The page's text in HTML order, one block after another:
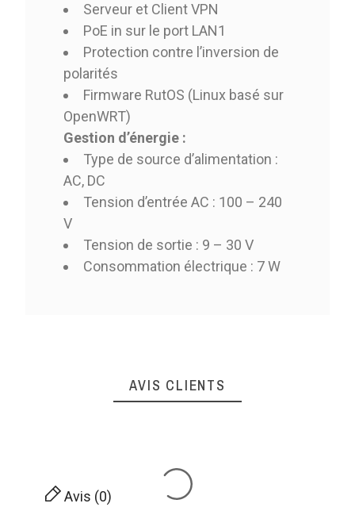
Serveur et Client VPN
PoE in sur le port LAN1
Protection contre l’inversion de
polarités
Firmware RutOS (Linux basé sur
OpenWRT)
Gestion d’énergie :
Type de source d’alimentation :
AC, DC
Tension d’entrée AC : 100 – 240
V
Tension de sortie : 9 – 30 V
Consommation électrique : 7 W
AVIS CLIENTS
Avis (0)